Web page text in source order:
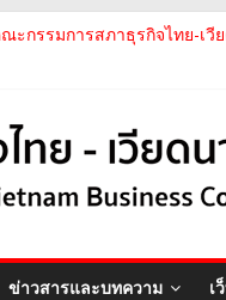
คณะกรรมการสภาธุรกิจไทย-เ
คณะกรรมการสภาธุรกิจไทย-เ
คณะกรรมการสภาธุรกิจไทย-เ
ข่าวสารและบทความ เ